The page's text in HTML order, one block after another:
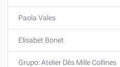
Paola Vales
Elisabet Bonet
Grupo: Atelier Dês Mille Collines